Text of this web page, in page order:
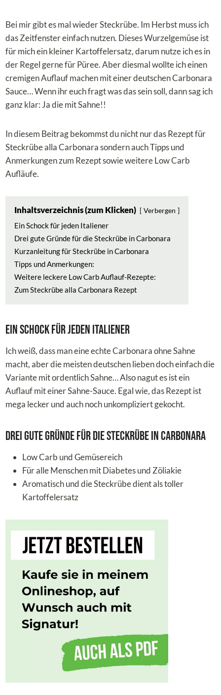
Bei mir gibt es mal wieder Steckrübe. Im Herbst muss ich
das Zeitfenster einfach nutzen. Dieses Wurzelgemüse ist
für mich ein kleiner Kartoffelersatz, darum nutze ich es in
der Regel gerne für Püree. Aber diesmal wollte ich einen
cremigen Auflauf machen mit einer deutschen Carbonara
Sauce… Wenn ihr euch fragt was das sein soll, dann sag ich
ganz klar: Ja die mit Sahne!!
In diesem Beitrag bekommst du nicht nur das Rezept für
Steckrübe alla Carbonara sondern auch Tipps und
Anmerkungen zum Rezept sowie weitere Low Carb
Aufläufe.
Inhaltsverzeichnis (zum Klicken) Verbergen
Ein Schock für jeden Italiener
Drei gute Gründe für die Steckrübe in Carbonara
Kurzanleitung für Steckrübe in Carbonara
Tipps und Anmerkungen:
Weitere leckere Low Carb Auflauf-Rezepte:
Zum Steckrübe alla Carbonara Rezept
Ein Schock für jeden Italiener
Ich weiß, dass man eine echte Carbonara ohne Sahne
macht, aber die meisten deutschen lieben doch einfach die
Variante mit ordentlich Sahne… Also nagut es ist ein
Auflauf mit einer Sahne-Sauce. Egal wie, das Rezept ist
mega lecker und auch noch unkompliziert gekocht.
Drei gute Gründe für die Steckrübe in Carbonara
Low Carb und Gemüsereich
Für alle Menschen mit Diabetes und Zöliakie
Aromatisch und die Steckrübe dient als toller
Kartoffelersatz